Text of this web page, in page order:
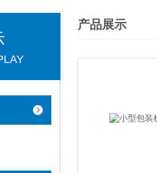
产品展示